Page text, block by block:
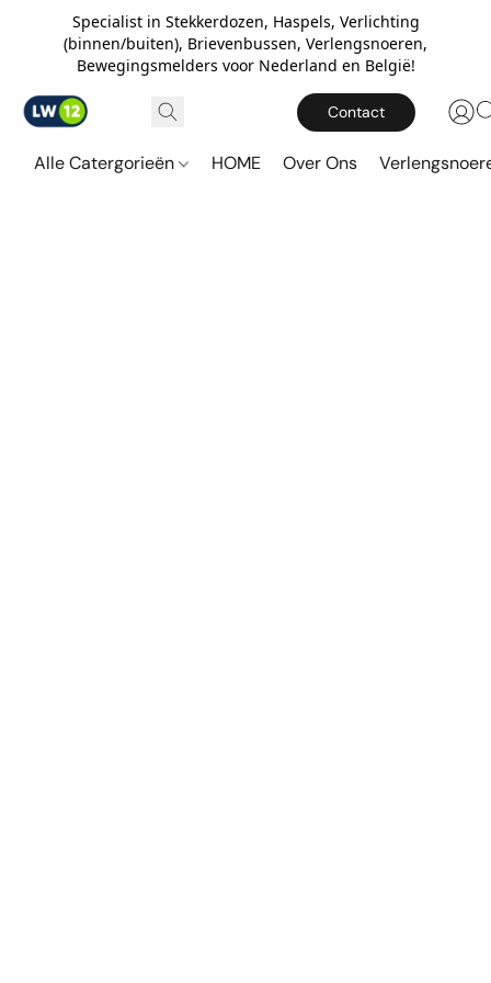
Specialist in Stekkerdozen, Haspels, Verlichting
(binnen/buiten), Brievenbussen, Verlengsnoeren,
Bewegingsmelders voor Nederland en België!
Contact
Alle Catergorieën HOME Over Ons